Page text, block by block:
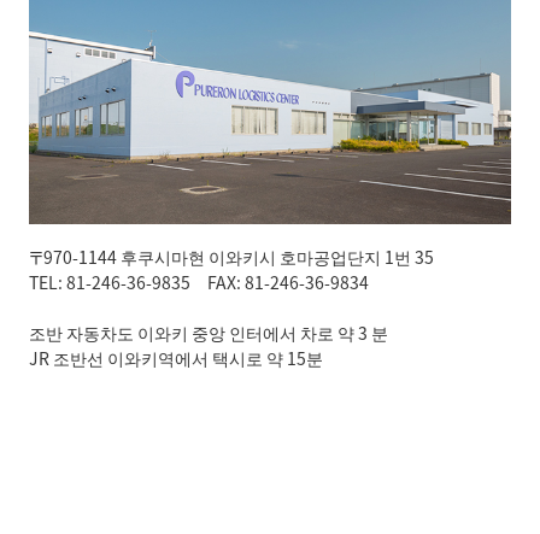
〒970-1144 후쿠시마현 이와키시 호마공업단지 1번 35
TEL: 81-246-36-9835 FAX: 81-246-36-9834
조반 자동차도 이와키 중앙 인터에서 차로 약 3 분
JR 조반선 이와키역에서 택시로 약 15분